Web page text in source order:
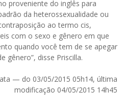
proveniente do inglês para
da heterossexualidade ou
ao termo cis,
com o sexo e gênero em que
quando você tem de se apegar
gênero”, disse Priscilla.
— do 03/05/2015 05h14, última
modificação 04/05/2015 14h45